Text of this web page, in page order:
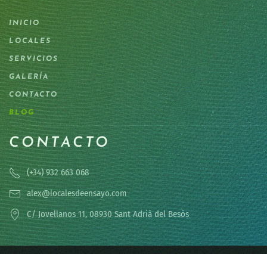
INICIO
LOCALES
SERVICIOS
GALERÍA
CONTACTO
BLOG
CONTACTO
(+34) 932 663 068
alex@localesdeensayo.com
C/ Jovellanos 11, 08930 Sant Adrià del Besòs